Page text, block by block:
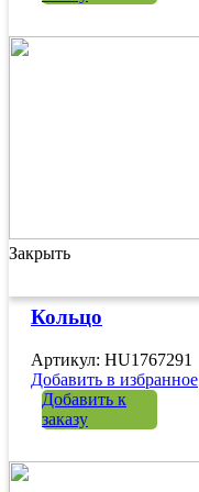
Закрыть
Кольцо
Артикул: HU1767291
Добавить в избранное
Добавить к
заказу